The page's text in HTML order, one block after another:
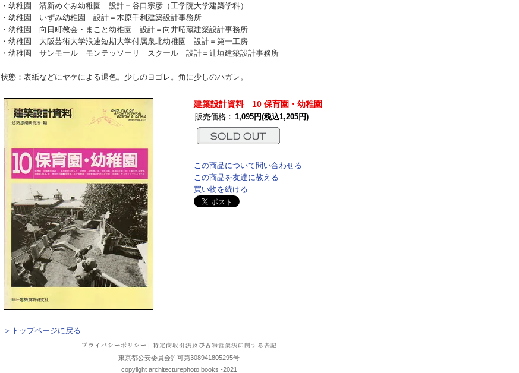
・幼稚園 清新めぐみ幼稚園 設計＝谷口宗彦（工学院大学建築学科）
・幼稚園 いずみ幼稚園 設計＝木原千利建築設計事務所
・幼稚園 向日町教会・まこと幼稚園 設計＝向井昭蔵建築設計事務所
・幼稚園 大阪芸術大学浪速短期大学付属泉北幼稚園 設計＝第一工房
・幼稚園 サンモール モンテッソーリ スクール 設計＝辻垣建築設計事務所
状態：表紙などにヤケによる退色。少しのヨゴレ。角に少しのハガレ。
建築設計資料 10 保育園・幼稚園
販売価格： 1,095円(税込1,205円)
この商品について問い合わせる
この商品を友達に教える
買い物を続ける
＞トップページに戻る
|
東京都公安委員会許可第308941805295号
copylight architecturephoto books -2021